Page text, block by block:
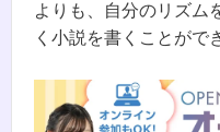
よりも、自分のリズム
く小説を書くことがで